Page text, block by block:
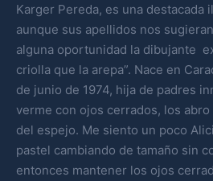
Karger Pereda, es una destacada
aunque sus apellidos nos
alguna oportunidad la dibujante
criolla que la arepa”. Nace en
de junio de 1974, hija de padres
verme con ojos cerrados, los
del espejo. Me siento un poco
pastel cambiando de tamaño sin
entonces mantener los ojos